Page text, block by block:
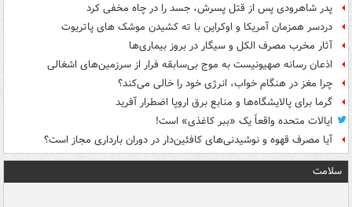
پدر شاهرودی پس از قتل پسرش، جسد را در چاه مخفی کرد
دردسر همزمان آمریکا و اوکراین با ته کشیدن موشک های پاتریوت
آثار مخرب مصرف الکل و سیگار در بروز بیماری‌ها
اذعان رسانه صهیونیست به موج بی‌سابقه فرار از سرزمین‌های اشغالی
چرا مغز در هنگام خواب، انرژی خود را خالی می‌کند؟
گرما برای پالایشگاه‌ها و منابع برق اروپا اضطرار آفرید
ایالات متحده واقعاً یک «ببر کاغذی» است!
آیا مصرف قهوه و نوشیدنی‌های کافئین‌دار در دوران بارداری مجاز است؟
سلامت